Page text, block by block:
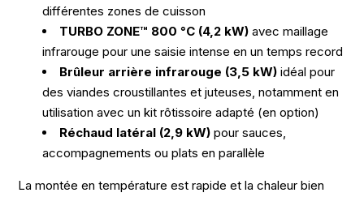
différentes zones de cuisson
TURBO ZONE™ 800 °C (4,2 kW) avec maillage
infrarouge pour une saisie intense en un temps record
Brûleur arrière infrarouge (3,5 kW) idéal pour
des viandes croustillantes et juteuses, notamment en
utilisation avec un kit rôtissoire adapté (en option)
Réchaud latéral (2,9 kW) pour sauces,
accompagnements ou plats en parallèle
La montée en température est rapide et la chaleur bien